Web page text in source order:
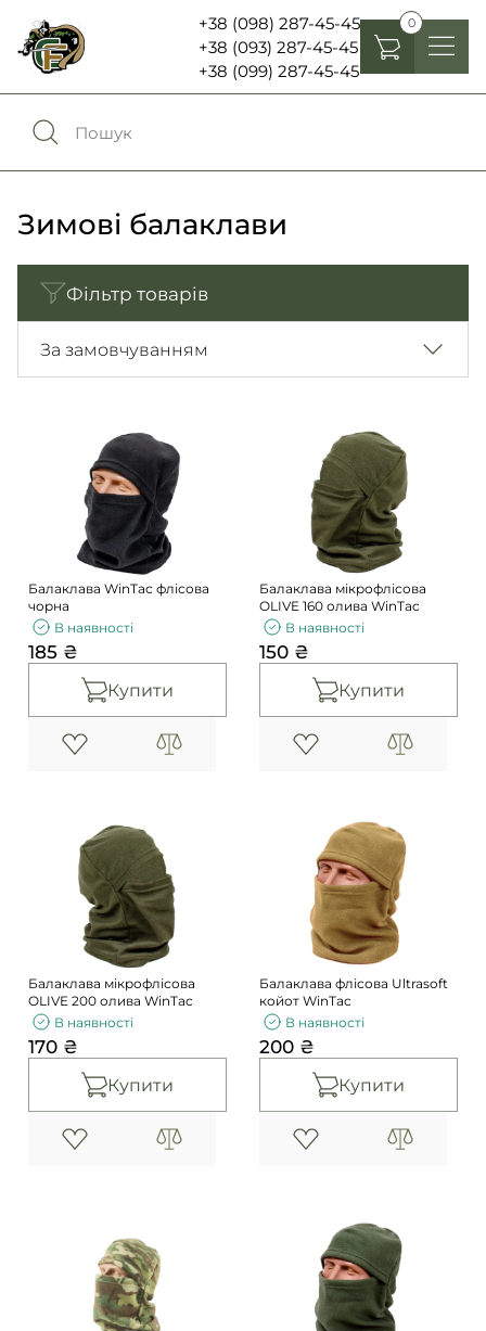
+38 (098) 287-45-45
+38 (093) 287-45-45
+38 (099) 287-45-45
0
Обране0
Увійти
RU UA
Каталог
Контакти
Про нас
Доставка і оплата
Повернення та обмін
Аксесуари
Ліхтарі , біноклі та елементи живлення
Шеврони, патчі та нашивки
Погони
Фурнітура
Second Hand NATO
Зимові балаклави
Фільтр товарів
За замовчуванням
Балаклава WinTac флісова
чорна
В наявності
185 ₴
Купити
Балаклава мікрофлісова
OLIVE 160 олива WinTac
В наявності
150 ₴
Купити
Балаклава мікрофлісова
OLIVE 200 олива WinTac
В наявності
170 ₴
Купити
Балаклава флісова Ultrasoft
койот WinTac
В наявності
200 ₴
Купити